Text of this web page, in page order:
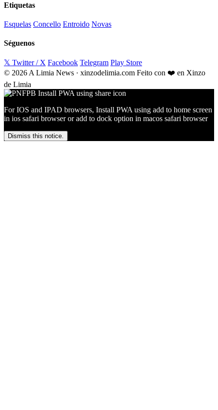
Etiquetas
Esquelas Concello Entroido Novas
Séguenos
𝕏 Twitter / X Facebook Telegram Play Store
© 2026 A Limia News · xinzodelimia.com Feito con ❤️ en Xinzo
de Limia
For IOS and IPAD browsers, Install PWA using add to home screen
in ios safari browser or add to dock option in macos safari browser
Dismiss this notice.